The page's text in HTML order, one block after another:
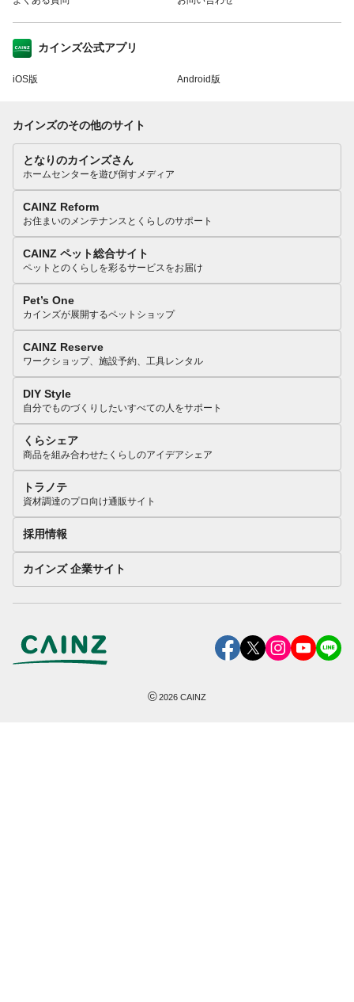
カインズ公式アプリ
iOS版 Android版
カインズのその他のサイト
となりのカインズさん
ホームセンターを遊び倒すメディア
CAINZ Reform
お住まいのメンテナンスとくらしのサポート
CAINZ ペット総合サイト
ペットとのくらしを彩るサービスをお届け
Pet’s One
カインズが展開するペットショップ
CAINZ Reserve
ワークショップ、施設予約、工具レンタル
DIY Style
自分でものづくりしたいすべての人をサポート
くらシェア
商品を組み合わせたくらしのアイデアシェア
トラノテ
資材調達のプロ向け通販サイト
採用情報
カインズ 企業サイト
©2026 CAINZ